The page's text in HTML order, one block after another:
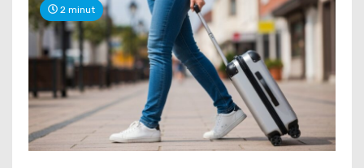
2 minut